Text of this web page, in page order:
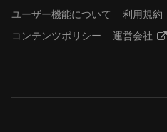
ユーザー機能について
利用規約
コンテンツポリシー
運営会社